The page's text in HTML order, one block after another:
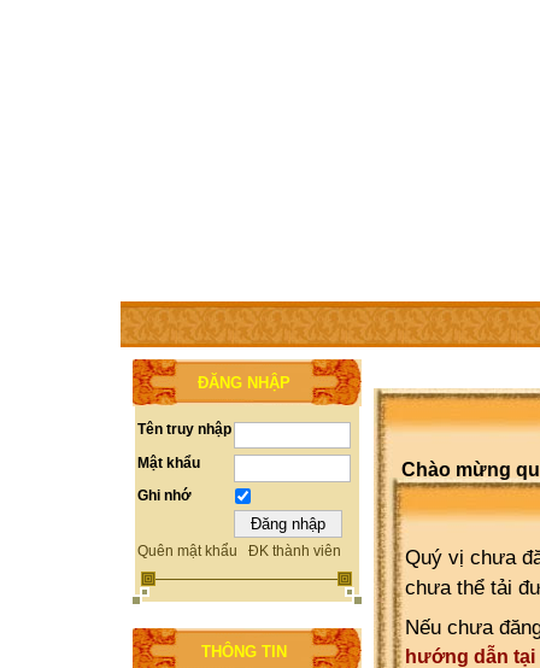
TRANG CHỦ THÀNH VIÊN TRỢ GIÚP LIÊN HỆ
ĐĂNG NHẬP
Tên truy nhập
Mật khẩu
Ghi nhớ
Quên mật khẩu ĐK thành viên
THÔNG TIN
Chào mừng
Quý vị chưa
chưa thể tải
Nếu chưa
hướng dẫn tại